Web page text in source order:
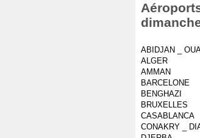
ABIDJAN _
ALGER
AMMAN
BARCELONE
BENGHAZI
BRUXELLES
CASABLANCA
CONAKRY _